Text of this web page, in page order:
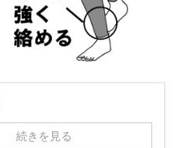
続きを見る